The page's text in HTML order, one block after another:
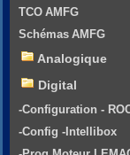
TCO AMFG
Schémas AMFG
Analogique
Digital
-Configuration -
-Config -Intellibox